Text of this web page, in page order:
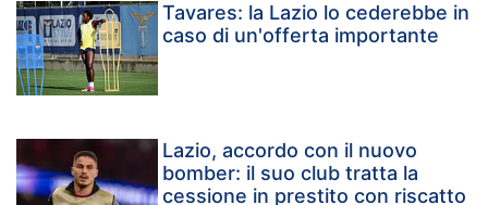
Tavares: la Lazio lo cederebbe in
caso di un'offerta importante
Lazio, accordo con il nuovo
bomber: il suo club tratta la
cessione in prestito con riscatto